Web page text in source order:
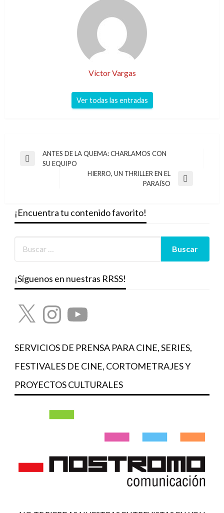
Víctor Vargas
Ver todas las entradas
Navegación
Entrada
ANTES DE LA QUEMA: CHARLAMOS CON
SU EQUIPO
HIERRO, UN THRILLER EN EL
PARAÍSO
¡Encuentra tu contenido favorito!
¡Síguenos en nuestras RRSS!
X InstagramYouTube
SERVICIOS DE PRENSA PARA CINE, SERIES,
FESTIVALES DE CINE, CORTOMETRAJES Y
PROYECTOS CULTURALES